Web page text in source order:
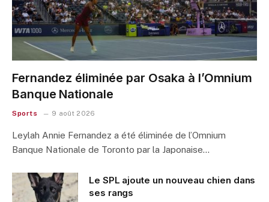
Fernandez éliminée par Osaka à l’Omnium
Banque Nationale
Sports 9 août 2026
Leylah Annie Fernandez a été éliminée de l’Omnium
Banque Nationale de Toronto par la Japonaise…
Le SPL ajoute un nouveau chien dans
ses rangs